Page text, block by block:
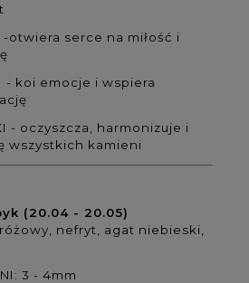
-otwiera serce na miłość i
- koi emocje i wspiera
- oczyszcza, harmonizuje i
wszystkich kamieni
(20.04 - 20.05)
nefryt, agat niebieski,
3 - 4mm